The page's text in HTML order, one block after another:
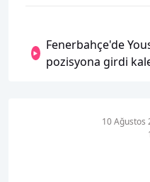
Fenerbahçe'de
pozisyona girdi
10 Ağustos